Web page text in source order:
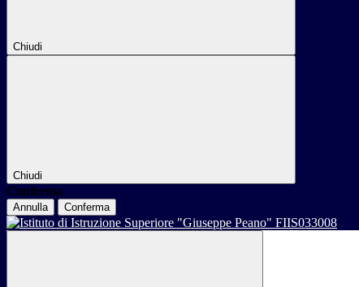
Chiudi
Chiudi
Conferma
Annulla Conferma